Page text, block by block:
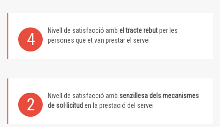
4 Nivell de satisfacció amb el tracte rebutper les
persones que et van prestar el servei
2 Nivell de satisfacció amb senzillesa dels mecanismes
de sol·licitud en la prestació del servei